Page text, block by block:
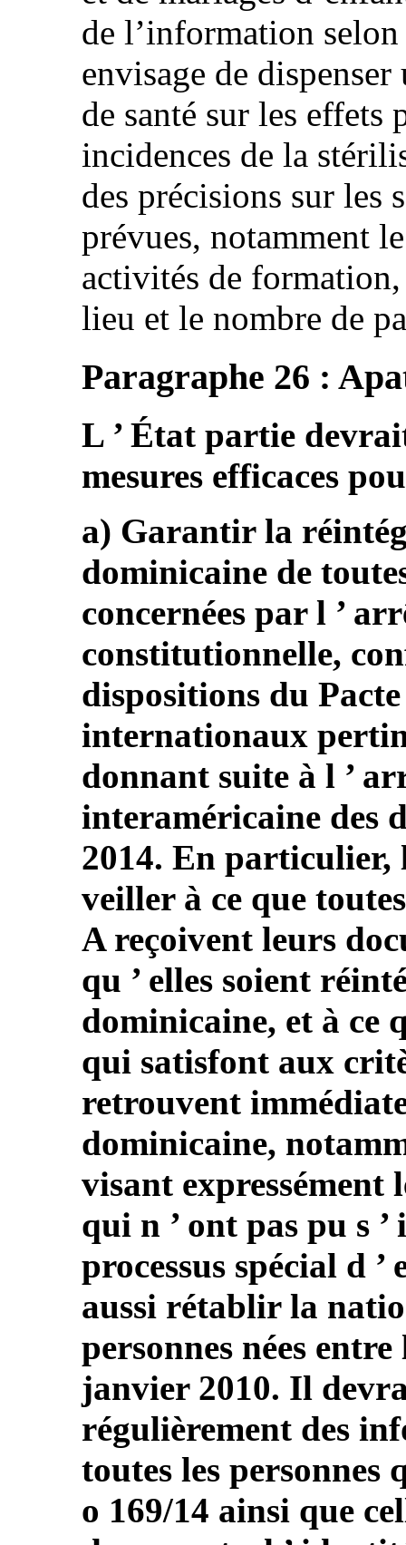
de l’information
envisage de
de santé sur les effets
incidences de la
des précisions sur les
prévues, notamment
activités de
lieu et le nombre de
Paragraphe 26 :
L ’ État partie
mesures efficaces
a) Garantir la
dominicaine de
concernées par l ’
constitutionnelle,
dispositions du
internationaux
donnant suite à l ’
interaméricaine des
2014. En
veiller à ce que
A reçoivent leurs
qu ’ elles soient
dominicaine, et à ce
qui satisfont aux
retrouvent
dominicaine,
visant expressément
qui n ’ ont pas pu s
processus spécial d
aussi rétablir la
personnes nées
janvier 2010. Il
régulièrement des
toutes les
o 169/14 ainsi que